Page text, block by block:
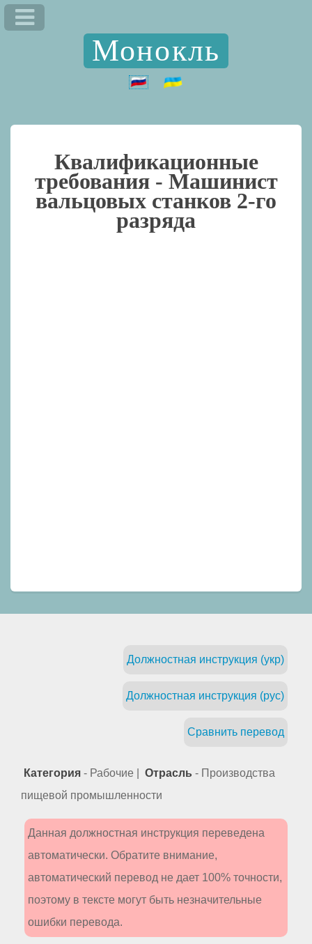
Монокль
Квалификационные
требования - Машинист
вальцовых станков 2-го
разряда
Должностная инструкция (укр)
Должностная инструкция (рус)
Сравнить перевод
Категория - Рабочие | Отрасль - Производства
пищевой промышленности
Данная должностная инструкция переведена
автоматически. Обратите внимание,
автоматический перевод не дает 100% точности,
поэтому в тексте могут быть незначительные
ошибки перевода.